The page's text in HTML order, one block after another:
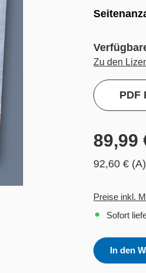
Zu den
PDF
89,99
92,60 € (A)
Preise inkl.
Sofort
In den